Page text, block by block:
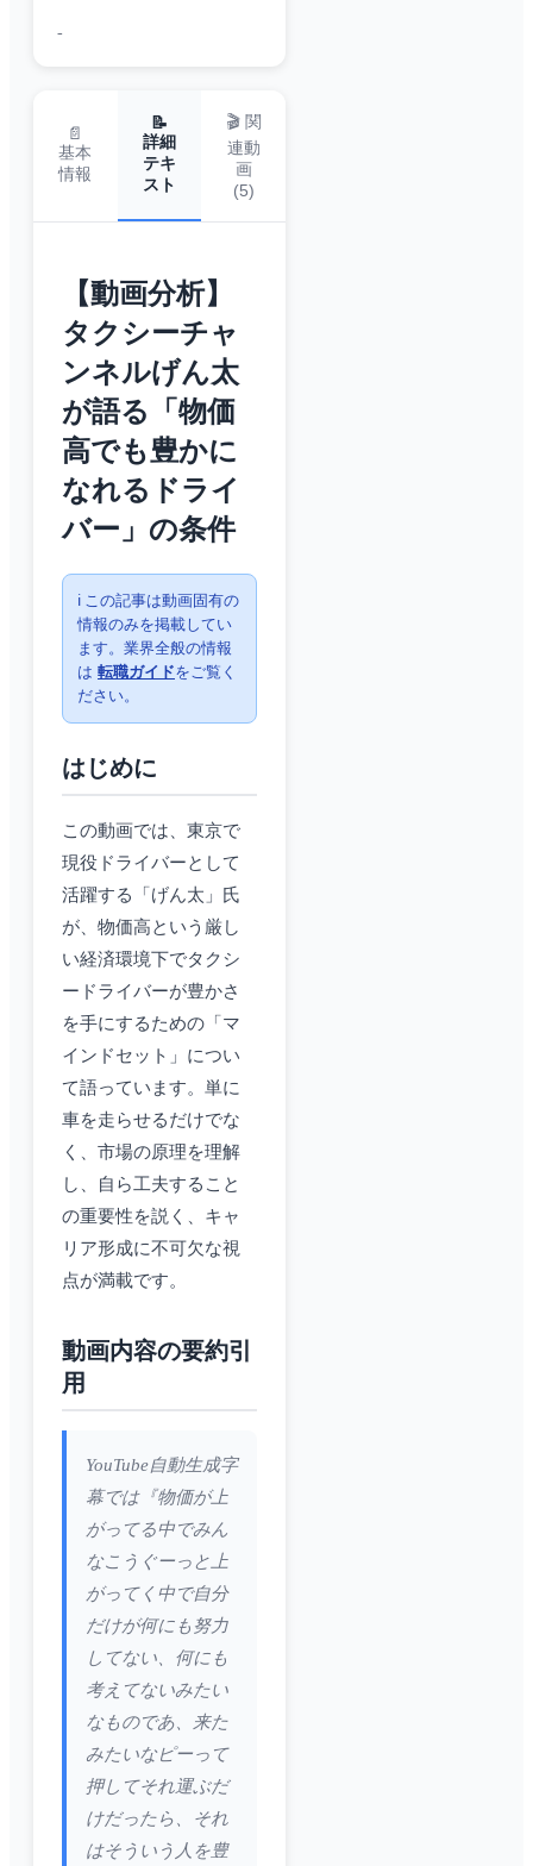
-
📄
基本
情報
📝
詳細
テキ
スト
🎬 関
連動
画
(5)
【動画分析】
タクシーチャ
ンネルげん太
が語る「物価
高でも豊かに
なれるドライ
バー」の条件
ℹ️ この記事は動画固有の
情報のみを掲載してい
ます。業界全般の情報
は 転職ガイドをご覧く
ださい。
はじめに
この動画では、東京で
現役ドライバーとして
活躍する「げん太」氏
が、物価高という厳し
い経済環境下でタクシ
ードライバーが豊かさ
を手にするための「マ
インドセット」につい
て語っています。単に
車を走らせるだけでな
く、市場の原理を理解
し、自ら工夫すること
の重要性を説く、キャ
リア形成に不可欠な視
点が満載です。
動画内容の要約引
用
YouTube自動生成字
幕では『物価が上
がってる中でみん
なこうぐーっと上
がってく中で自分
だけが何にも努力
してない、何にも
考えてないみたい
なものであ、来た
みたいなピーって
押してそれ運ぶだ
けだったら、それ
はそういう人を豊